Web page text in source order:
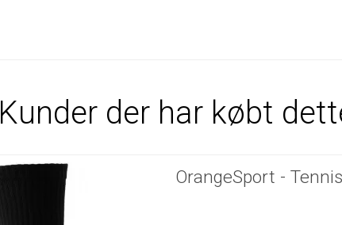
Kunder der har købt
OrangeSport -